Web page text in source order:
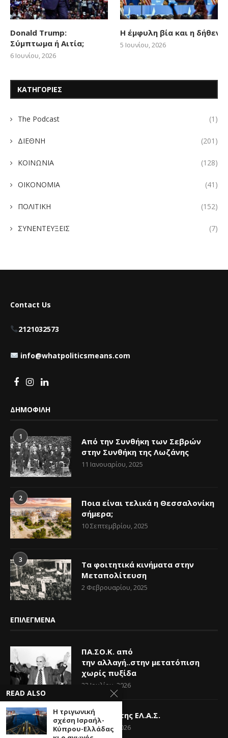
Donald Trump:
Σύμπτωμα ή Αιτία;
6 Ιουνίου, 2026
Η έμφυλη βία και η δήθεν
5 Ιουνίου, 2026
ΚΑΤΗΓΟΡΙΕΣ
The Podcast (1)
ΔΙΕΘΝΗ (201)
ΚΟΙΝΩΝΙΑ (128)
ΟΙΚΟΝΟΜΙΑ (41)
ΠΟΛΙΤΙΚΗ (152)
ΣΥΝΕΝΤΕΥΞΕΙΣ (7)
Contact Us
2121032573
info@whatpoliticsmeans.com
ΔΗΜΟΦΙΛΗ
1
Από την Συνθήκη των Σεβρών
στην Συνθήκη της Λωζάνης
11 Ιανουαρίου, 2025
2
Ποια είναι τελικά η Θεσσαλονίκη
σήμερα;
10 Σεπτεμβρίου, 2025
3
Τα φοιτητικά κινήματα στην
Μεταπολίτευση
2 Φεβρουαρίου, 2025
ΕΠΙΛΕΓΜΕΝΑ
ΠΑ.ΣΟ.Κ. από
την αλλαγή..στην μετατόπιση
χωρίς πυξίδα
23 Ιουλίου, 2026
Η Ελπίδα της ΕΛ.Α.Σ.
14 Ιουνίου, 2026
READ ALSO
Η τριγωνική
σχέση Ισραήλ-
Κύπρου-Ελλάδας